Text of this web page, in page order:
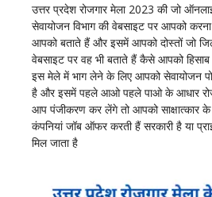
उत्तर प्रदेश रोजगार मेला 2023 की जो
सेवायोजन विभाग की वेबसाइट पर आपको
आपको बताते हैं और इसमें आपको दोस्तों जो
वेबसाइट पर वह भी बताते हैं कैसे आपको
इस मेले में भाग लेने के लिए आपको सेवायोजन
है और इसमें पहले आओ पहले पाओ के आधार
आप पंजीकरण कर लेंगे तो आपको साक्षात्कार के
कंपनियां जॉब ऑफर करती हैं सरकारी है या
मिल जाता है